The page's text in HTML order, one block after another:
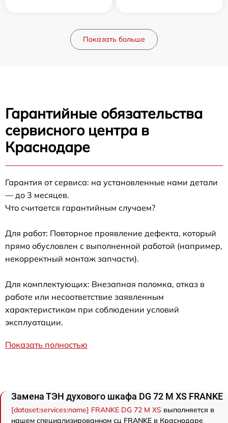
Показать больше
Гарантийные обязательства
сервисного центра в
Краснодаре
Гарантия от сервиса: на установленные нами детали
— до 3 месяцев.
Что считается гарантийным случаем?
Для работ: Повторное проявление дефекта, который
прямо обусловлен с выполненной работой (например,
некорректный монтаж запчасти).
Для комплектующих: Внезапная поломка, отказ в
работе или несоответствие заявленным
характеристикам при соблюдении условий
эксплуатации.
Показать полностью
Замена ТЭН духового шкафа DG 72 M XS FRANKE
[dataset:services:name] FRANKE DG 72 M XS выполняется в
нашем специализированном сц FRANKE в Краснодаре